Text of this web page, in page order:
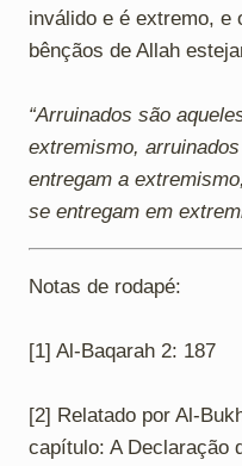
inválido e é extremo, e
bênçãos de Allah
“Arruinados são
extremismo,
entregam a
se entregam em
Notas de rodapé:
[1] Al-Baqarah 2: 187
[2] Relatado por Al-
capítulo: A Declaração